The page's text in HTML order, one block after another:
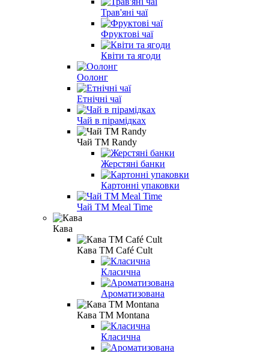
Трав'яні чаї
Фруктові чаї
Квіти та ягоди
Оолонг
Етнічні чаї
Чай в пірамідках
Чай ТМ Randy
Жерстяні банки
Картонні упаковки
Чай TM Meal Time
Кава
Кава ТМ Café Cult
Класична
Ароматизована
Кава ТМ Montana
Класична